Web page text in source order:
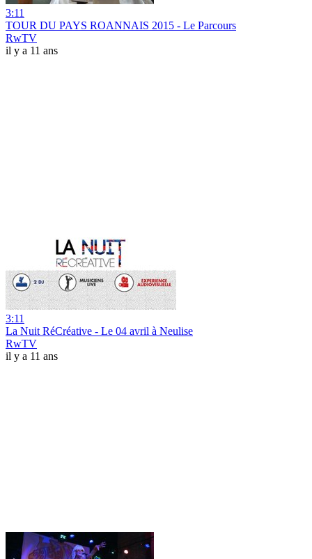
3:11
TOUR DU PAYS ROANNAIS 2015 - Le Parcours
RwTV
il y a 11 ans
3:11
La Nuit RéCréative - Le 04 avril à Neulise
RwTV
il y a 11 ans